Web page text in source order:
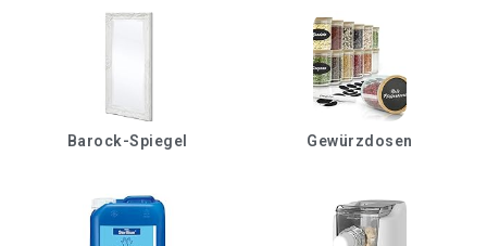
Barock-Spiegel Gewürzdosen